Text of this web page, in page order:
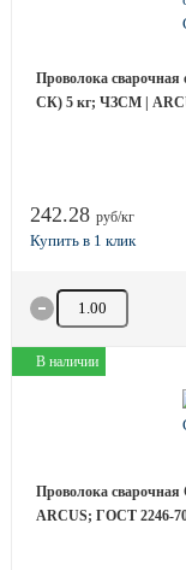
Проволока сварочная
СК) 5 кг; ЧЗСМ |
242.28 руб/кг
Количество товара
В наличии
Проволока
ARCUS; ГОСТ 2246-